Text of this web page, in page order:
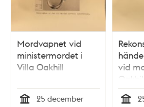
Mordvapnet vid
ministermordet i
Villa Oakhill
25 december
vid